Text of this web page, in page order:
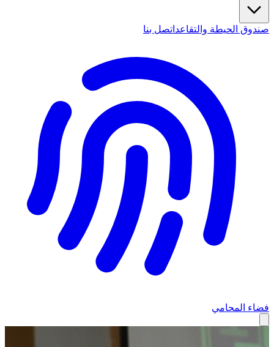
صندوق الحيطة والتقاعد اتصل بنا
فضاء المحامي